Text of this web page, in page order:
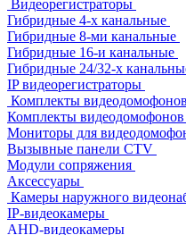
Видеорегистраторы
Гибридные 4-х канальные
Гибридные 8-ми канальные
Гибридные 16-и канальные
Гибридные 24/32-х
IP видеорегистраторы
Комплекты видеодомофонов
Комплекты
Мониторы для
Вызывные панели CTV
Модули сопряжения
Аксессуары
Камеры наружного
IP-видеокамеры
AHD-видеокамеры